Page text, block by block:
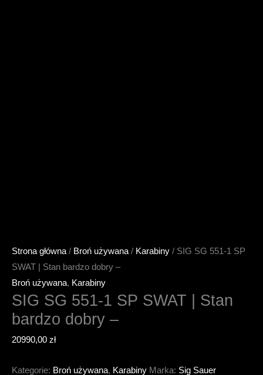
Strona główna/ Broń używana/ Karabiny / SIG SG 551-1 SP
SWAT | Stan bardzo dobry –
Broń używana, Karabiny
SIG SG 551-1 SP SWAT | Stan
bardzo dobry –
20990,00 zł
Kategorie: Broń używana, Karabiny Marka: Sig Sauer